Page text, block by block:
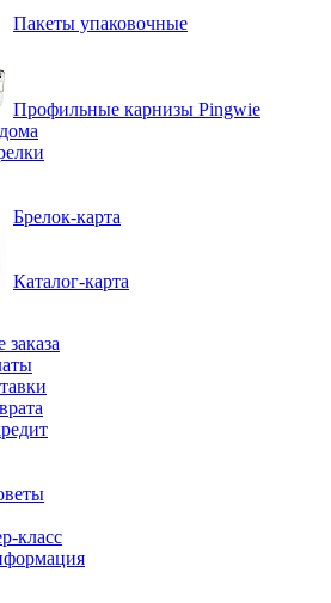
Пакеты упаковочные
Профильные карнизы Pingwie
Брелок-карта
Каталог-карта
класс